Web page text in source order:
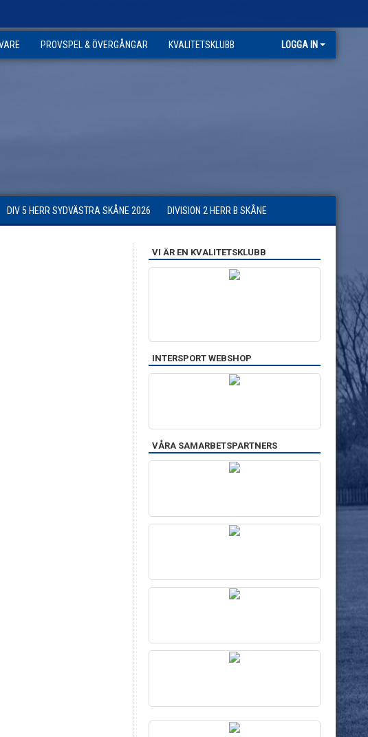
PROVSPEL & ÖVERGÅNGAR KVALITETSKLUBB LOGGA IN
DIV 5 HERR SYDVÄSTRA SKÅNE 2026 DIVISION 2 HERR B SKÅNE
VI ÄR EN KVALITETSKLUBB
INTERSPORT WEBSHOP
VÅRA SAMARBETSPARTNERS